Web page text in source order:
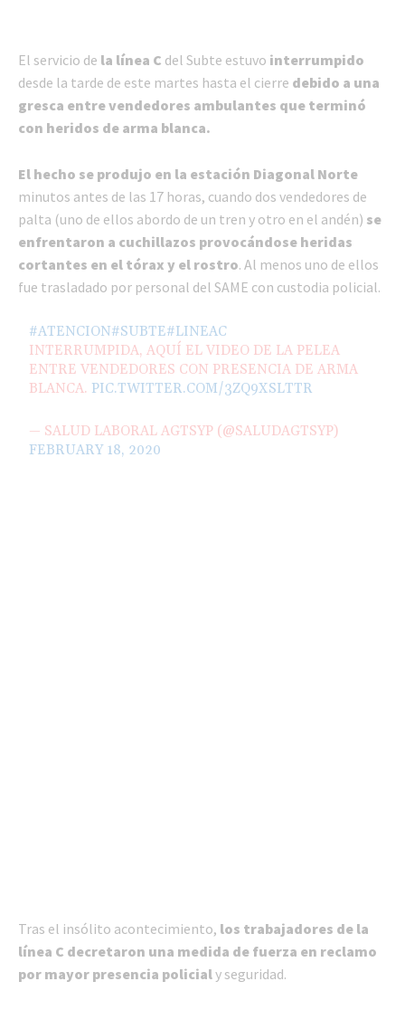
El servicio de la línea C del Subte estuvo interrumpido
desde la tarde de este martes hasta el cierre debido a una
gresca entre vendedores ambulantes que terminó
con heridos de arma blanca.
El hecho se produjo en la estación Diagonal Norte
minutos antes de las 17 horas, cuando dos vendedores de
palta (uno de ellos abordo de un tren y otro en el andén) se
enfrentaron a cuchillazos provocándose heridas
cortantes en el tórax y el rostro. Al menos uno de ellos
fue trasladado por personal del SAME con custodia policial.
#ATENCION#SUBTE#LINEAC
INTERRUMPIDA, AQUÍ EL VIDEO DE LA PELEA
ENTRE VENDEDORES CON PRESENCIA DE ARMA
BLANCA. PIC.TWITTER.COM/3ZQ9XSLTTR
— SALUD LABORAL AGTSYP (@SALUDAGTSYP)
FEBRUARY 18, 2020
Tras el insólito acontecimiento, los trabajadores de la
línea C decretaron una medida de fuerza en reclamo
por mayor presencia policialy seguridad.